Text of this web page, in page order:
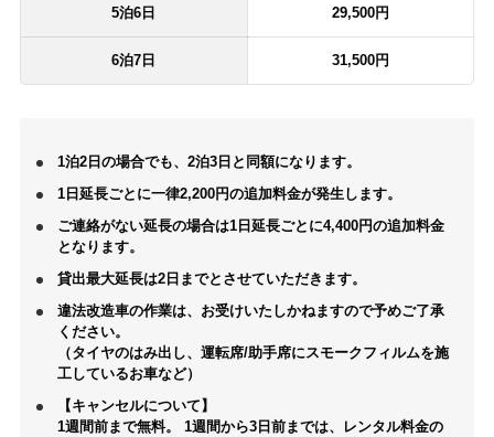
5泊6日 29,500円
6泊7日 31,500円
1泊2日の場合でも、2泊3日と同額になります。
1日延長ごとに一律2,200円の追加料金が発生します。
ご連絡がない延長の場合は1日延長ごとに4,400円の追加料金
となります。
貸出最大延長は2日までとさせていただきます。
違法改造車の作業は、お受けいたしかねますので予めご了承
ください。
（タイヤのはみ出し、運転席/助手席にスモークフィルムを施
工しているお車など）
【キャンセルについて】
1週間前まで無料。 1週間から3日前までは、レンタル料金の